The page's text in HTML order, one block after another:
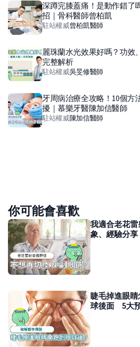
深蹲完膝蓋痛！是動作錯了
招｜骨科醫師曾柏凱
駐站權威曾柏凱醫師
麗珠蘭水光效果好嗎？功效
完整解析
駐站權威吳旻修醫師
牙周病治療全攻略！10個方
擾｜慕樂牙醫陳加信醫師
駐站權威陳加信醫師
你可能會喜歡
我適合老花
象、經驗分享
睫毛掉進眼
球後面 5大